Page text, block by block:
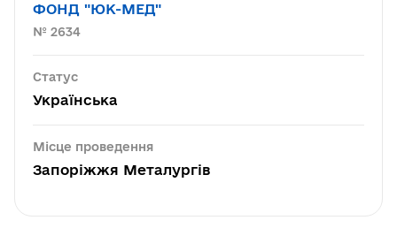
ФОНД "ЮК-МЕД"
№ 2634
Статус
Українська
Місце проведення
Запоріжжя Металургів